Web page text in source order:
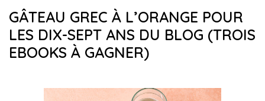
GÂTEAU GREC À L’ORANGE POUR
LES DIX-SEPT ANS DU BLOG (TROIS
EBOOKS À GAGNER)